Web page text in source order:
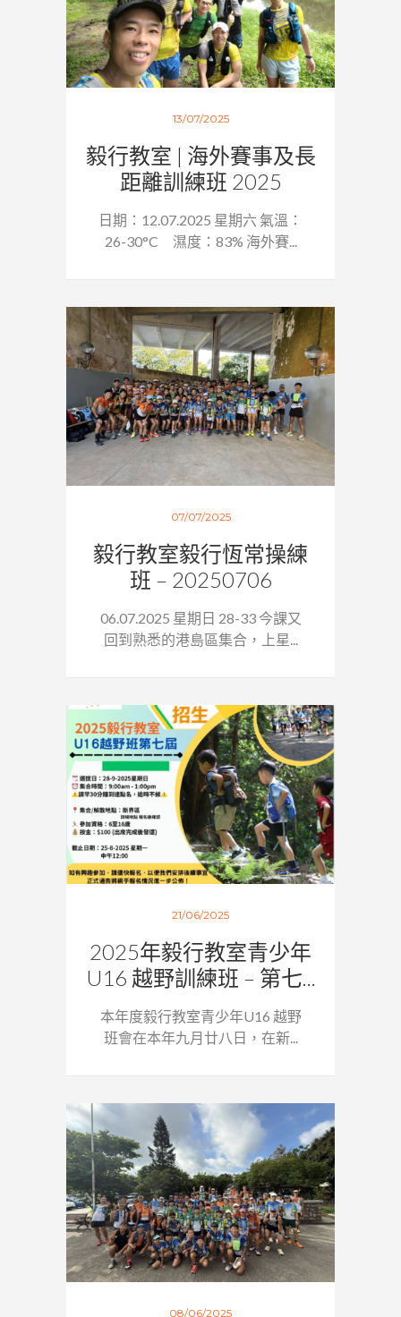
13/07/2025
毅行教室 | 海外賽事及長
距離訓練班 2025
日期：12.07.2025 星期六 氣溫：
26-30°C 濕度：83% 海外賽...
07/07/2025
毅行教室毅行恆常操練
班 – 20250706
06.07.2025 星期日 28-33 今課又
回到熟悉的港島區集合，上星...
21/06/2025
2025年毅行教室青少年
U16 越野訓練班 – 第七...
本年度毅行教室青少年U16 越野
班會在本年九月廿八日，在新...
08/06/2025